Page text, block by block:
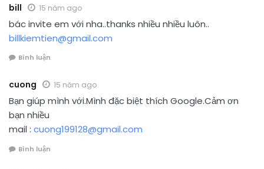
bill 15 năm ago
bác invite em với nha..thanks nhiều nhiều luôn..
billkiemtien@gmail.com
Bình luận
cuong 15 năm ago
Bạn giúp mình với.Mình đặc biệt thích Google.Cảm ơn
bạn nhiều
mail : cuong199128@gmail.com
Bình luận